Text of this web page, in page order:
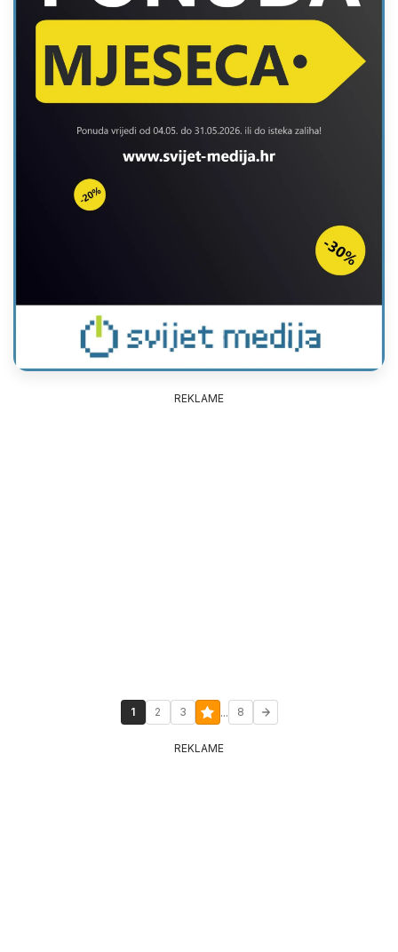
REKLAME
1 2 3 ... 8
REKLAME